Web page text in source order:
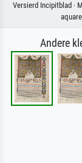
Versierd Incipitblad ·
Andere